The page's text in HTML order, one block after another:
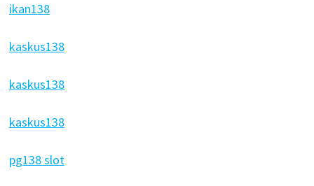
ikan138
kaskus138
kaskus138
kaskus138
pg138 slot